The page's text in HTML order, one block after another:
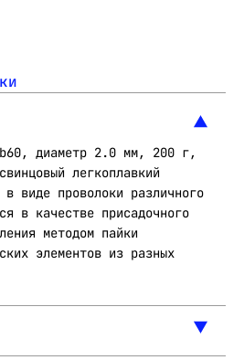
диаметр 2.0 мм, 200 г,
легкоплавкий
виде проволоки различного
в качестве присадочного
методом пайки
элементов из разных